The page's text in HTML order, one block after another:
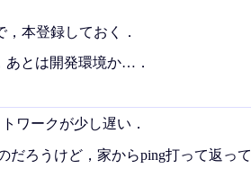
本登録しておく．
あとは開発環境か…．
ワークが少し遅い．
ろうけど，家からping打って返っ